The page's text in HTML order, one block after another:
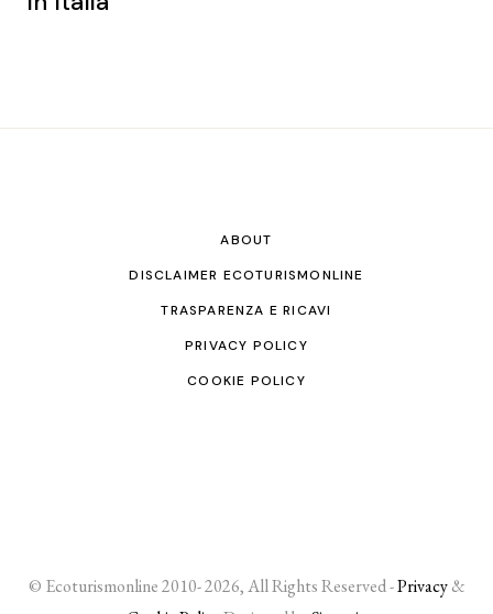
ABOUT
DISCLAIMER ECOTURISMONLINE
TRASPARENZA E RICAVI
PRIVACY POLICY
COOKIE POLICY
© Ecoturismonline 2010- 2026, All Rights Reserved -Privacy&